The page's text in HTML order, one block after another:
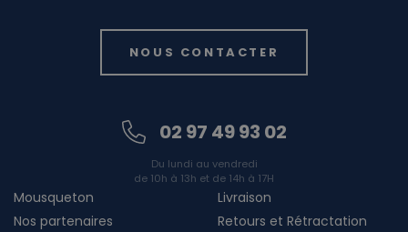
NOUS CONTACTER
02 97 49 93 02
Du lundi au vendredi
de 10h à 13h et de 14h à 17H
Mousqueton
Nos partenaires
Livraison
Retours et Rétractation